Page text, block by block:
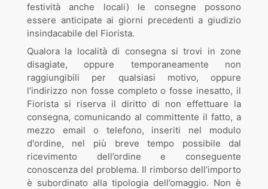
festività anche locali) le consegne possono
essere anticipate ai giorni precedenti a giudizio
insindacabile del Fiorista.
Qualora la località di consegna si trovi in zone
disagiate, oppure temporaneamente non
raggiungibili per qualsiasi motivo, oppure
l’indirizzo non fosse completo o fosse inesatto, il
Fiorista si riserva il diritto di non effettuare la
consegna, comunicando al committente il fatto, a
mezzo email o telefono, inseriti nel modulo
d'ordine, nel più breve tempo possibile dal
ricevimento dell’ordine e conseguente
conoscenza del problema. Il rimborso dell’importo
è subordinato alla tipologia dell’omaggio. Non è